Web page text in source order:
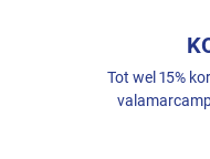
Tot wel 15%